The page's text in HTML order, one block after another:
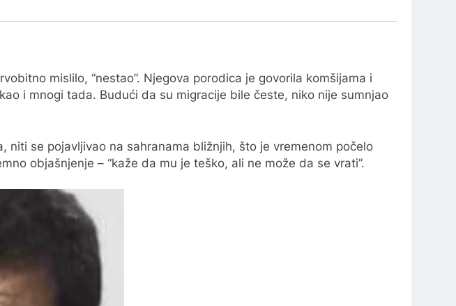
mislilo, “nestao”. Njegova porodica je govorila komšijama i
i mnogi tada. Budući da su migracije bile česte, niko nije sumnjao
niti se pojavljivao na sahranama bližnjih, što je vremenom počelo
objašnjenje – “kaže da mu je teško, ali ne može da se vrati”.